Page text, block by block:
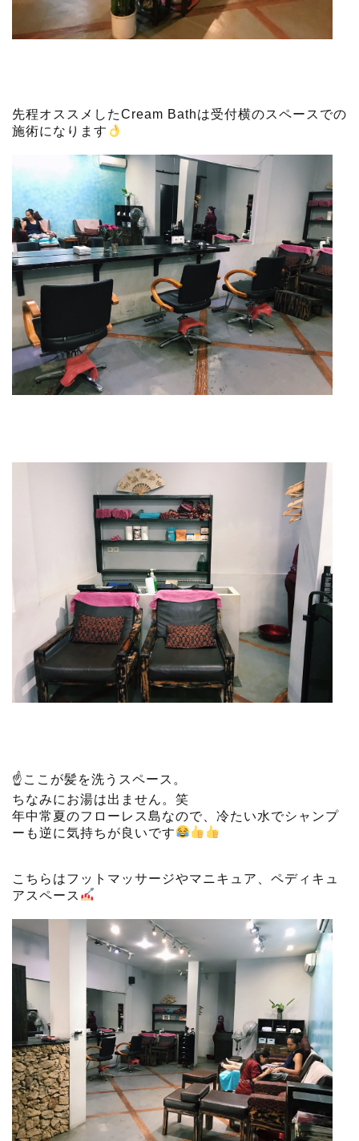
先程オススメしたCream Bathは受付横のスペースでの
施術になります
☝️ここが髪を洗うスペース。
ちなみにお湯は出ません。笑
年中常夏のフローレス島なので、冷たい水でシャンプ
ーも逆に気持ちが良いです
こちらはフットマッサージやマニキュア、ペディキュ
アスペース